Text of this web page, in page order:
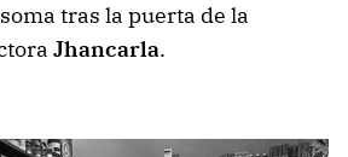
tras la puerta de la
Jhancarla.